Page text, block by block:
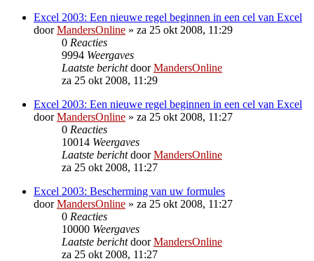
Excel 2003: Een nieuwe regel beginnen in een cel van Excel
doorMandersOnline » za 25 okt 2008, 11:29
0 Reacties
9994 Weergaves
Laatste berichtdoorMandersOnline
za 25 okt 2008, 11:29
Excel 2003: Een nieuwe regel beginnen in een cel van Excel
doorMandersOnline » za 25 okt 2008, 11:27
0 Reacties
10014 Weergaves
Laatste berichtdoorMandersOnline
za 25 okt 2008, 11:27
Excel 2003: Bescherming van uw formules
doorMandersOnline » za 25 okt 2008, 11:27
0 Reacties
10000 Weergaves
Laatste berichtdoorMandersOnline
za 25 okt 2008, 11:27